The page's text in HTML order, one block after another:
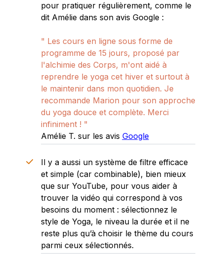
pour pratiquer régulièrement, comme le
dit Amélie dans son avis Google :
" Les cours en ligne sous forme de
programme de 15 jours, proposé par
l'alchimie des Corps, m'ont aidé à
reprendre le yoga cet hiver et surtout à
le maintenir dans mon quotidien. Je
recommande Marion pour son approche
du yoga douce et complète. Merci
infiniment ! "
Amélie T. sur les avis Google
Il y a aussi un système de filtre efficace
et simple(car combinable), bien mieux
que sur YouTube, pour vous aider à
trouver la vidéo qui correspond à vos
besoins du moment : sélectionnez le
style de Yoga, le niveau la durée et il ne
reste plus qu’à choisir le thème du cours
parmi ceux sélectionnés.